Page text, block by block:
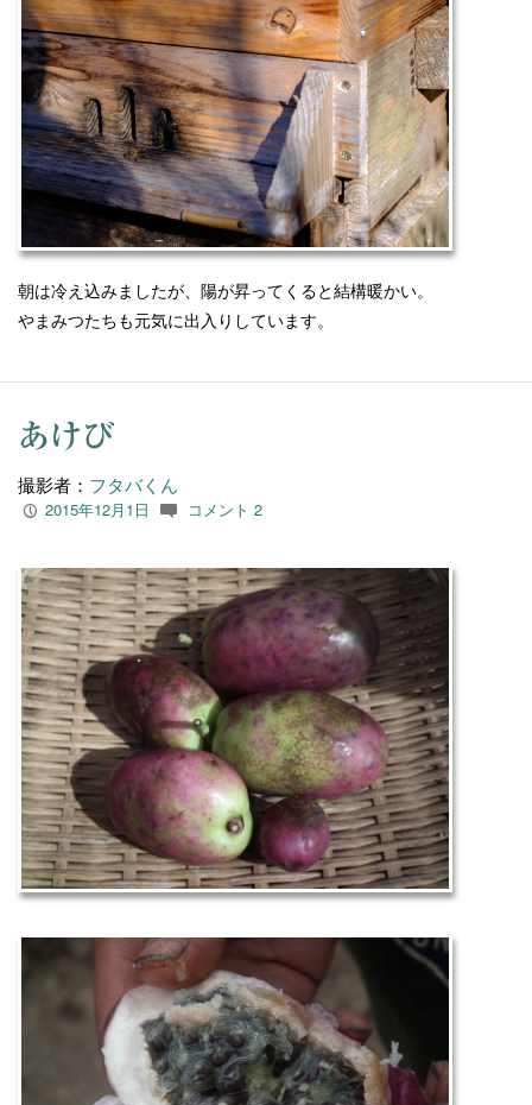
朝は冷え込みましたが、陽が昇ってくると結構暖かい。
やまみつたちも元気に出入りしています。
あけび
撮影者： フタバくん
P 2015年12月1日 c コメント 2